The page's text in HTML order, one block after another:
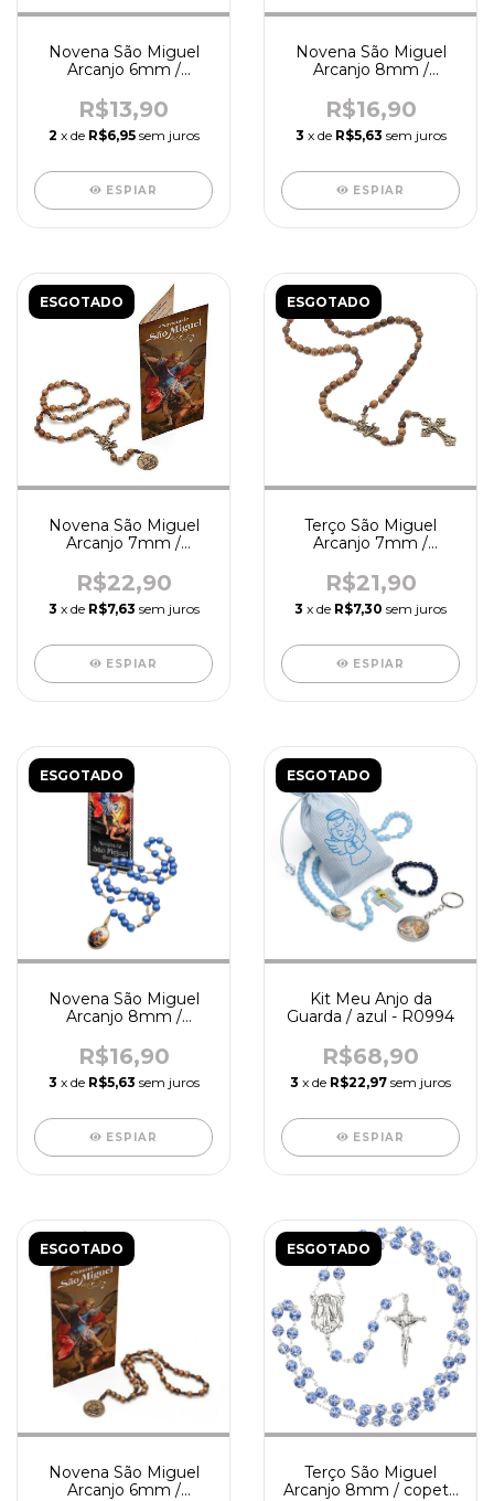
Novena São Miguel
Arcanjo 6mm /
R$13,90
2 x de R$6,95 sem juros
ESPIAR
Novena São Miguel
Arcanjo 8mm /
R$16,90
3 x de R$5,63 sem juros
ESPIAR
ESGOTADO
Novena São Miguel
Arcanjo 7mm /
R$22,90
3 x de R$7,63 sem juros
ESPIAR
ESGOTADO
Terço São Miguel
Arcanjo 7mm /
R$21,90
3 x de R$7,30 sem juros
ESPIAR
ESGOTADO
Novena São Miguel
Arcanjo 8mm /
R$16,90
3 x de R$5,63 sem juros
ESPIAR
ESGOTADO
Kit Meu Anjo da
Guarda / azul - R0994
R$68,90
3 x de R$22,97 sem juros
ESPIAR
ESGOTADO
Novena São Miguel
Arcanjo 6mm /
ESGOTADO
Terço São Miguel
Arcanjo 8mm / copeto